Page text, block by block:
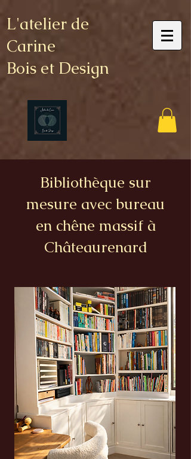
L'atelier de
Carine
Bois et Design
Bibliothèque sur
mesure avec bureau
en chêne massif à
Châteaurenard